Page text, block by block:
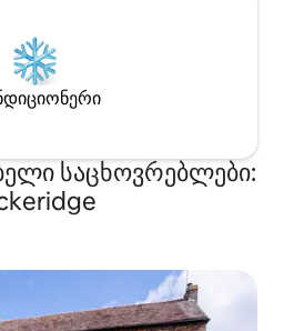
საცხოვრებლები: